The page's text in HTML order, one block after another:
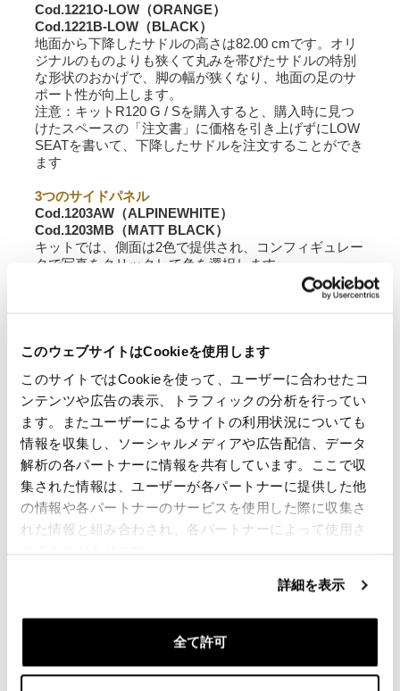
このウェブサイトはCookieを使用します
このサイトではCookieを使って、ユーザーに合わせたコ
ンテンツや広告の表示、トラフィックの分析を行ってい
ます。またユーザーによるサイトの利用状況についても
情報を収集し、ソーシャルメディアや広告配信、データ
解析の各パートナーに情報を共有しています。ここで収
集された情報は、ユーザーが各パートナーに提供した他
の情報や各パートナーのサービスを使用した際に収集さ
れた情報と組み合わされ、各パートナーによって使用さ
詳細を表示
全て許可
Cod.1221O-LOW（ORANGE）
Cod.1221B-LOW（BLACK）
地面から下降したサドルの高さは82.00 cmです。オリ
ジナルのものよりも狭くて丸みを帯びたサドルの特別
な形状のおかげで、脚の幅が狭くなり、地面の足のサ
ポート性が向上します。
注意：キットR120 G / Sを購入すると、購入時に見つ
けたスペースの「注文書」に価格を引き上げずにLOW
SEATを書いて、下降したサドルを注文することができ
ます
3つのサイドパネル
Cod.1203AW（ALPINEWHITE）
Cod.1203MB（MATT BLACK）
キットでは、側面は2色で提供され、コンフィギュレー
タで写真をクリックして色を選択します。
R120 G / Sステッカー、ALPINEWHITEまたはMATT
BLACKフィニッシュと透明な非常に軽いサイドパネル
加えずに取り付けられています。
スチックが供給されています。
彼らは、ADVバッグフレームとオリジナルのVarioビニ
ール袋ホルダーを収容するように設計されています。
4リア泥除け
Cod.1205AWF（ALPINEWHITE、スーツケースの穴付
き）
Cod.1205MBF（マットブラック、スーツケースの穴付
き）
このキットでは、リアマッドガードは2色で提供され、
ALPINEWHITEまたはMATT BLACK、そして透明。
ランプと元のプラグと互換性のある配線を備えたリ
ア・ランプで完全であるため、電気システムに介入す
矢印のケーブルとネジ用のゴムが付属しています。